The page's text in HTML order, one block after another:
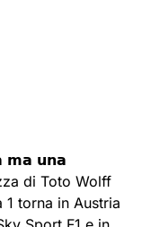
𝗺𝗮 𝘂𝗻𝗮
di Toto Wolff
1 torna in Austria